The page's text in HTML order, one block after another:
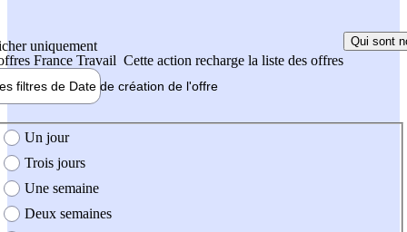
uniquement
France Travail Cette action recharge la liste des offres
Qui sont
filtres de Date de création de l'offre
création de l'offre
Un jour
Trois jours
Une semaine
Deux semaines